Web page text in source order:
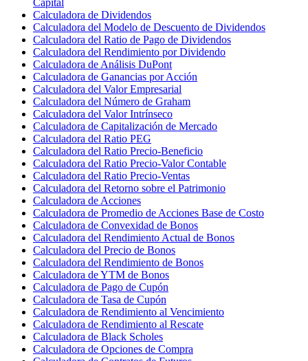
Calculadora de Dividendos
Calculadora del Modelo de Descuento de Dividendos
Calculadora del Ratio de Pago de Dividendos
Calculadora del Rendimiento por Dividendo
Calculadora de Análisis DuPont
Calculadora de Ganancias por Acción
Calculadora del Valor Empresarial
Calculadora del Número de Graham
Calculadora del Valor Intrínseco
Calculadora de Capitalización de Mercado
Calculadora del Ratio PEG
Calculadora del Ratio Precio-Beneficio
Calculadora del Ratio Precio-Valor Contable
Calculadora del Ratio Precio-Ventas
Calculadora del Retorno sobre el Patrimonio
Calculadora de Acciones
Calculadora de Promedio de Acciones Base de Costo
Calculadora de Convexidad de Bonos
Calculadora del Rendimiento Actual de Bonos
Calculadora del Precio de Bonos
Calculadora del Rendimiento de Bonos
Calculadora de YTM de Bonos
Calculadora de Pago de Cupón
Calculadora de Tasa de Cupón
Calculadora de Rendimiento al Vencimiento
Calculadora de Rendimiento al Rescate
Calculadora de Black Scholes
Calculadora de Opciones de Compra